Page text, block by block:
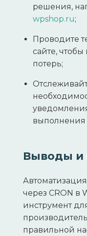
решения,
wpshop.ru;
Проводите
сайте,
потерь;
выполнения
Выводы и
через CRON
инструмент
правильной